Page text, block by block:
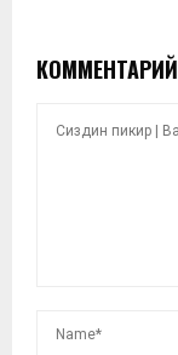
КОММЕНТАРИЙ